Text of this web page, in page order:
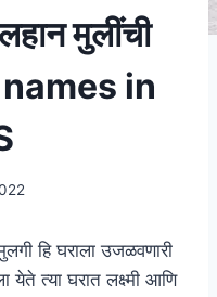
मुलींची
in
हि घराला उजळवणारी
येते त्या घरात लक्ष्मी आणि